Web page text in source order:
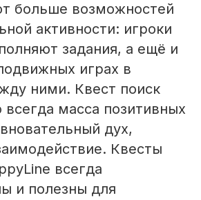
больше возможностей
активности: игроки
задания, а ещё и
играх в
ними. Квест поиск
всегда масса позитивных
дух,
Квесты
всегда
и полезны для